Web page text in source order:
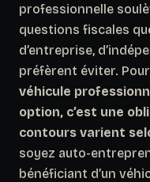
professionnelle
questions fiscales
d’entreprise,
préfèrent éviter.
véhicule
option, c’est une
contours varient
soyez auto-
bénéficiant d’un